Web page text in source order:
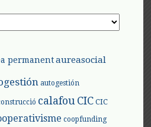
permanent aureasocial
autogestión
calafou CIC CIC
coopfunding